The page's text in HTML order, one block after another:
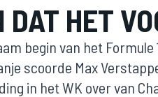
DAT HET
begin van het
scoorde Max
in het WK over van